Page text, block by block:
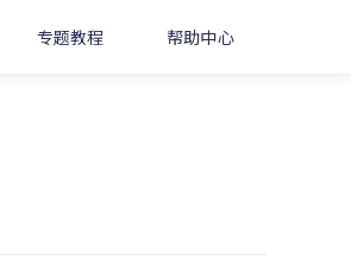
专题教程 帮助中心